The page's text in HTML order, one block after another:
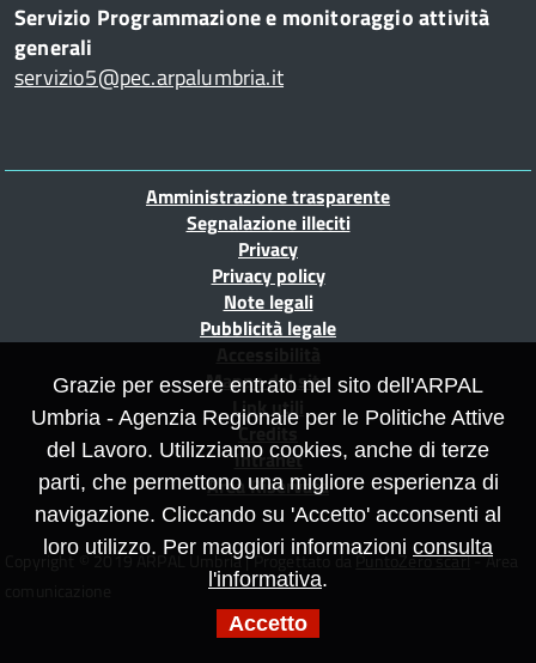
Servizio Programmazione e monitoraggio attività
generali
servizio5@pec.arpalumbria.it
Amministrazione trasparente
Segnalazione illeciti
Privacy
Privacy policy
Note legali
Pubblicità legale
Mappa del sito
Link utili
Credits
Intranet
Area Riservata
Copyright © 2019 ARPAL Umbria | Progettato daPuntoZero scarl- Area
Grazie per essere entrato nel sito dell'ARPAL
Umbria - Agenzia Regionale per le Politiche Attive
del Lavoro. Utilizziamo cookies, anche di terze
parti, che permettono una migliore esperienza di
navigazione. Cliccando su 'Accetto' acconsenti al
loro utilizzo. Per maggiori informazioni consulta
l'informativa.
Accetto